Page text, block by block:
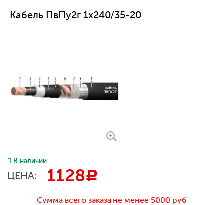
Кабель ПвПу2г 1x240/35-20
В наличии
ЦЕНА: 1128c
Сумма всего заказа не менее 5000 руб